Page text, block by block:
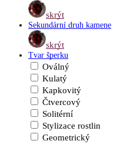
skrýt
Sekundární druh kamene
skrýt
Tvar šperku
Oválný
Kulatý
Kapkovitý
Čtvercový
Solitérní
Stylizace rostlin
Geometrický